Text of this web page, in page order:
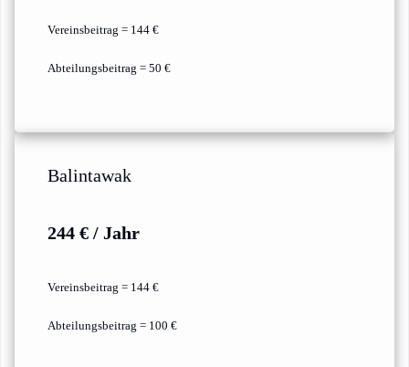
Vereinsbeitrag = 144 €
Abteilungsbeitrag = 50 €
Balintawak
244 € / Jahr
Vereinsbeitrag = 144 €
Abteilungsbeitrag = 100 €